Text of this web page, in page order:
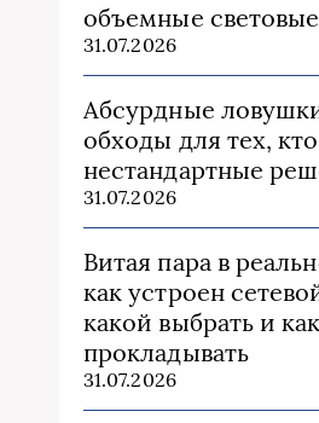
объемные
31.07.2026
Абсурдные
обходы для тех,
нестандартные
31.07.2026
Витая пара в
как устроен
какой выбрать и как
прокладывать
31.07.2026